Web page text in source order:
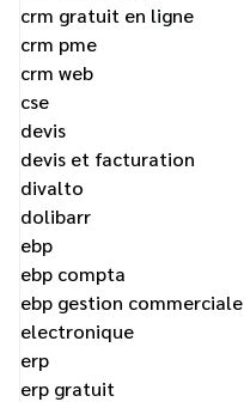
crm gratuit en ligne
crm pme
crm web
cse
devis
devis et facturation
divalto
dolibarr
ebp
ebp compta
ebp gestion commerciale
electronique
erp
erp gratuit